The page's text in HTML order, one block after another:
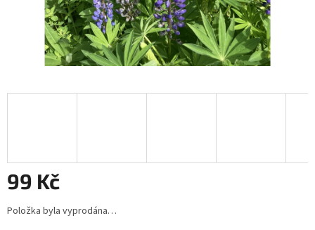
99 Kč
Měrná
cena:
Položka byla vyprodána…